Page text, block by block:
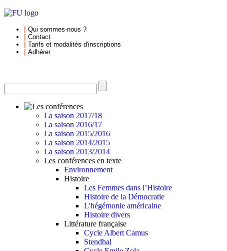
Qui sommes-nous ?
Contact
Tarifs et modalités d'inscriptions
Adhérer
La saison 2017/18
La saison 2016/17
La saison 2015/2016
La saison 2014/2015
La saison 2013/2014
Les conférences en texte
Environnement
Histoire
Les Femmes dans l’Histoire
Histoire de la Démocratie
L'hégémonie américaine
Histoire divers
Littérature française
Cycle Albert Camus
Stendhal